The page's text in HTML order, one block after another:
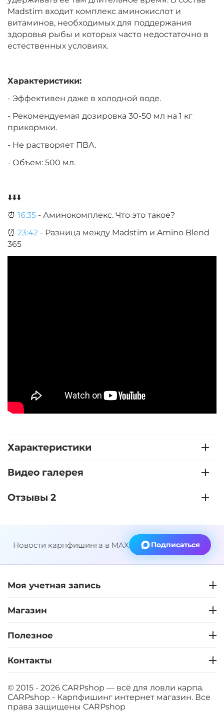
Madstim входит комплекс аминокислот и
витаминов, необходимых для поддержания
здоровья рыбы и которых часто недостаточно в
естественных условиях.
Характеристики:
- Эффективен даже в холодной воде.
- Рекомендуемая дозировка 30-50 мл на 1 кг
прикормки.
- Не растворяет ПВА.
- Объем: 500 мл.
⬇️⬇️⬇️
⏰ 16:35 - Аминокомплекс. Что это такое?
⏰ 23:42 - Разница между Madstim и Amino Blend
365
Характеристики
Видео галерея
Отзывы 2
Новости карпфишинга в MAX Подписаться
Моя учетная запись
Магазин
Полезное
Контакты
© 2015 - 2026 CARPshop — всё для ловли карпа.
CARPshop - Карпфишинг интернет магазин. Все
права защищены CARPshop